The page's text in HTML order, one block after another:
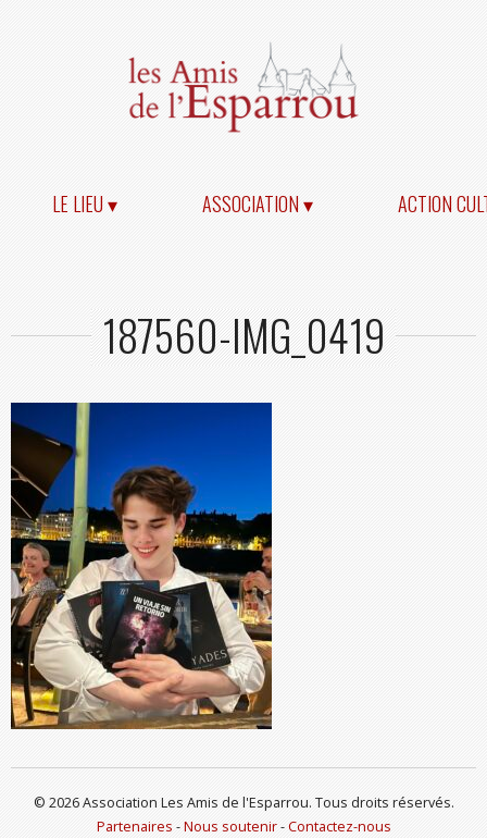
LE LIEU ▾ ASSOCIATION ▾ ACTION
187560-IMG_0419
© 2026 Association Les Amis de l'Esparrou. Tous droits réservés.
Partenaires -Nous soutenir-Contactez-nous